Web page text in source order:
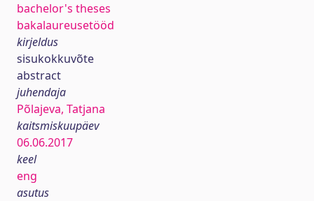
bachelor's theses
bakalaureusetööd
kirjeldus
sisukokkuvõte
abstract
juhendaja
Põlajeva, Tatjana
kaitsmiskuupäev
06.06.2017
keel
eng
asutus